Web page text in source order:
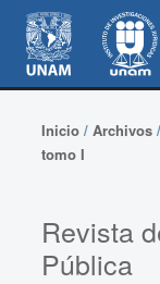
Inicio/ Archivos/
tomo I
Revista
Pública